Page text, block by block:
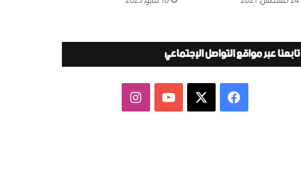
تابعنا عبر مواقع التواصل الإجتماعي
فيسبوك ‫YouTubeانستقرام